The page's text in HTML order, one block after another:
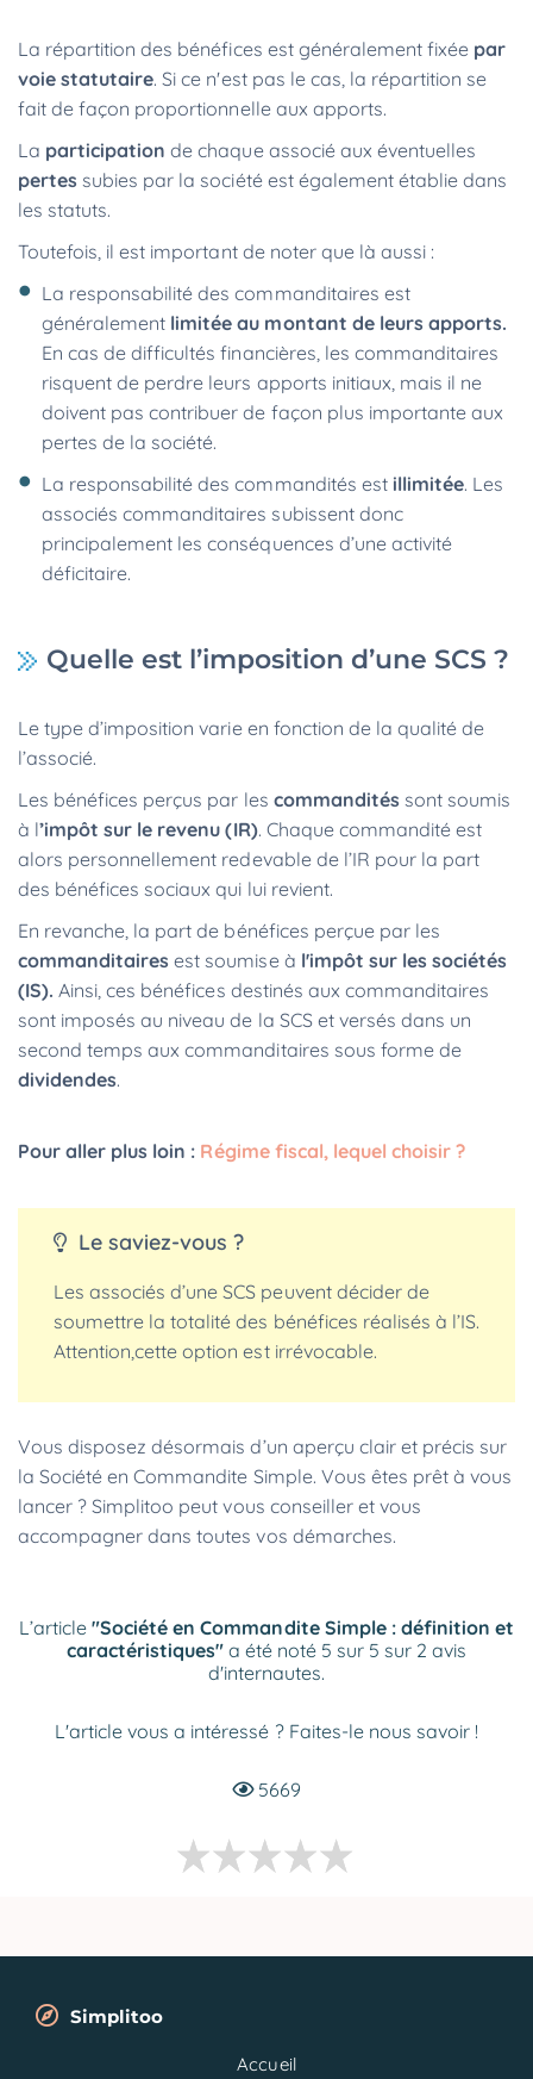
La répartition des bénéfices est généralement fixée par
voie statutaire. Si ce n'est pas le cas, la répartition se
fait de façon proportionnelle aux apports.
La participationde chaque associé aux éventuelles
pertes subies par la société est également établie dans
les statuts.
Toutefois, il est important de noter que là aussi :
La responsabilité des commanditaires est
généralement limitée au montant de leurs apports.
En cas de difficultés financières, les commanditaires
risquent de perdre leurs apports initiaux, mais il ne
doivent pas contribuer de façon plus importante aux
pertes de la société.
La responsabilité des commandités est illimitée. Les
associés commanditaires subissent donc
principalement les conséquences d’une activité
déficitaire.
Quelle est l’imposition d’une SCS ?
Le type d’imposition varie en fonction de la qualité de
l’associé.
Les bénéfices perçus par les commandités sont soumis
à l’impôt sur le revenu (IR). Chaque commandité est
alors personnellement redevable de l’IR pour la part
des bénéfices sociaux qui lui revient.
En revanche, la part de bénéfices perçue par les
commanditaires est soumise à l'impôt sur les sociétés
(IS). Ainsi, ces bénéfices destinés aux commanditaires
sont imposés au niveau de la SCS et versés dans un
second temps aux commanditaires sous forme de
dividendes.
Pour aller plus loin : Régime fiscal, lequel choisir ?
Le saviez-vous ?
Les associés d’une SCS peuvent décider de
soumettre la totalité des bénéfices réalisés à l’IS.
Attention,cette option est irrévocable.
Vous disposez désormais d’un aperçu clair et précis sur
la Société en Commandite Simple. Vous êtes prêt à vous
lancer ? Simplitoo peut vous conseiller et vous
accompagner dans toutes vos démarches.
L’article"Société en Commandite Simple : définition et
caractéristiques"a été noté 5 sur 5 sur 2 avis
d'internautes.
L'article vous a intéressé ? Faites-le nous savoir !
5669
Simplitoo
Accueil